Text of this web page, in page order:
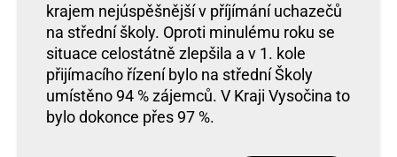
krajem nejúspěšnější v příjímání uchazečů
na střední školy. Oproti minulému roku se
situace celostátně zlepšila a v 1. kole
přijímacího řízení bylo na střední Školy
umístěno 94 % zájemců. V Kraji Vysočina to
bylo dokonce přes 97 %.